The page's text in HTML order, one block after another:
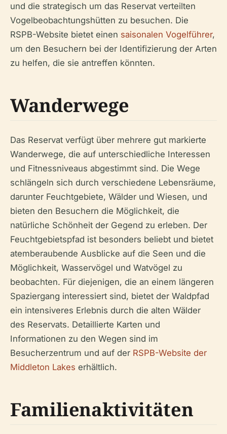
und die strategisch um das Reservat verteilten
Vogelbeobachtungshütten zu besuchen. Die
RSPB-Website bietet einen saisonalen Vogelführer,
um den Besuchern bei der Identifizierung der Arten
zu helfen, die sie antreffen könnten.
Wanderwege
Das Reservat verfügt über mehrere gut markierte
Wanderwege, die auf unterschiedliche Interessen
und Fitnessniveaus abgestimmt sind. Die Wege
schlängeln sich durch verschiedene Lebensräume,
darunter Feuchtgebiete, Wälder und Wiesen, und
bieten den Besuchern die Möglichkeit, die
natürliche Schönheit der Gegend zu erleben. Der
Feuchtgebietspfad ist besonders beliebt und bietet
atemberaubende Ausblicke auf die Seen und die
Möglichkeit, Wasservögel und Watvögel zu
beobachten. Für diejenigen, die an einem längeren
Spaziergang interessiert sind, bietet der Waldpfad
ein intensiveres Erlebnis durch die alten Wälder
des Reservats. Detaillierte Karten und
Informationen zu den Wegen sind im
Besucherzentrum und auf der RSPB-Website der
Middleton Lakes erhältlich.
Familienaktivitäten